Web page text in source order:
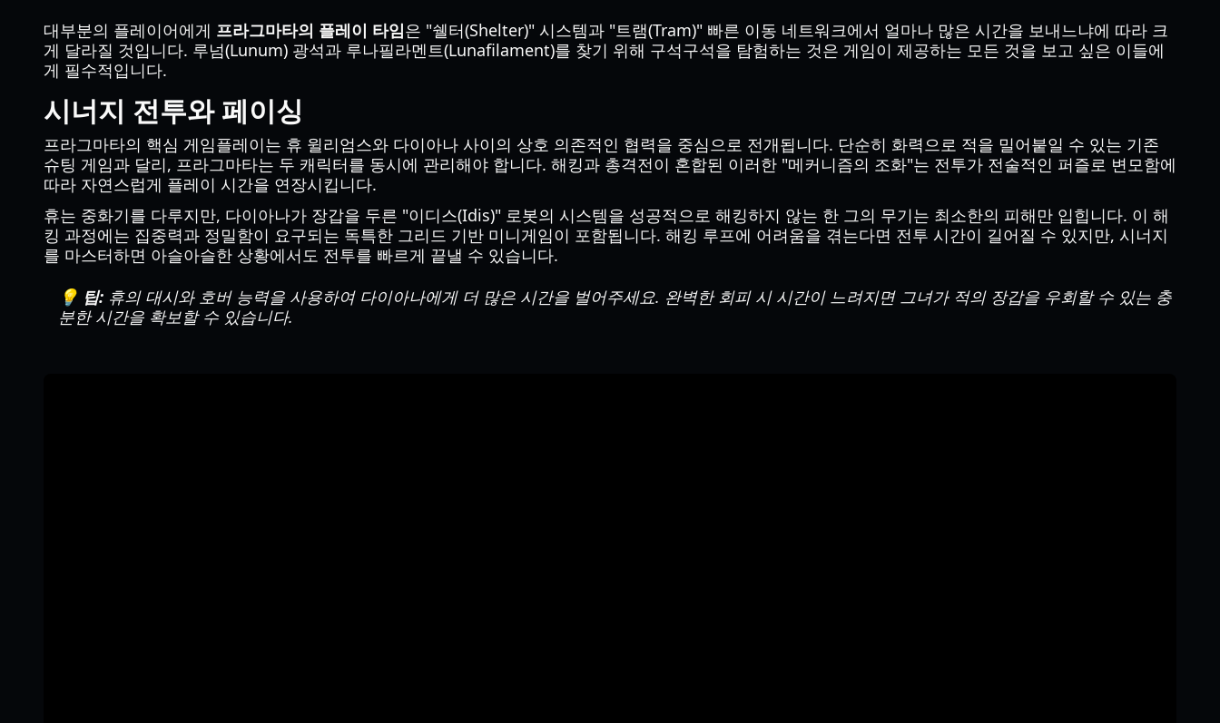
대부분의 플레이어에게 프라그마타의 플레이 타임은 "쉘터(Shelter)" 시스템과 "트램(Tram)" 빠른 이동 네트워크에서 얼마나 많은 시간을 보내느냐에 따라 크
게 달라질 것입니다. 루넘(Lunum) 광석과 루나필라멘트(Lunafilament)를 찾기 위해 구석구석을 탐험하는 것은 게임이 제공하는 모든 것을 보고 싶은 이들에
게 필수적입니다.
시너지 전투와 페이싱
프라그마타의 핵심 게임플레이는 휴 윌리엄스와 다이아나 사이의 상호 의존적인 협력을 중심으로 전개됩니다. 단순히 화력으로 적을 밀어붙일 수 있는 기존
슈팅 게임과 달리, 프라그마타는 두 캐릭터를 동시에 관리해야 합니다. 해킹과 총격전이 혼합된 이러한 "메커니즘의 조화"는 전투가 전술적인 퍼즐로 변모함에
따라 자연스럽게 플레이 시간을 연장시킵니다.
휴는 중화기를 다루지만, 다이아나가 장갑을 두른 "이디스(Idis)" 로봇의 시스템을 성공적으로 해킹하지 않는 한 그의 무기는 최소한의 피해만 입힙니다. 이 해
킹 과정에는 집중력과 정밀함이 요구되는 독특한 그리드 기반 미니게임이 포함됩니다. 해킹 루프에 어려움을 겪는다면 전투 시간이 길어질 수 있지만, 시너지
를 마스터하면 아슬아슬한 상황에서도 전투를 빠르게 끝낼 수 있습니다.
💡 팁: 휴의 대시와 호버 능력을 사용하여 다이아나에게 더 많은 시간을 벌어주세요. 완벽한 회피 시 시간이 느려지면 그녀가 적의 장갑을 우회할 수 있는 충
분한 시간을 확보할 수 있습니다.